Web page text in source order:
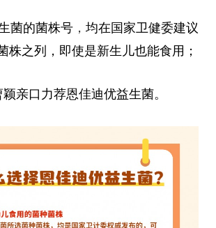
菌的菌株号 ， 均在 国家卫健委建议
株之列，即使是新生儿也能食用；
亲口力荐恩佳迪优益生菌。